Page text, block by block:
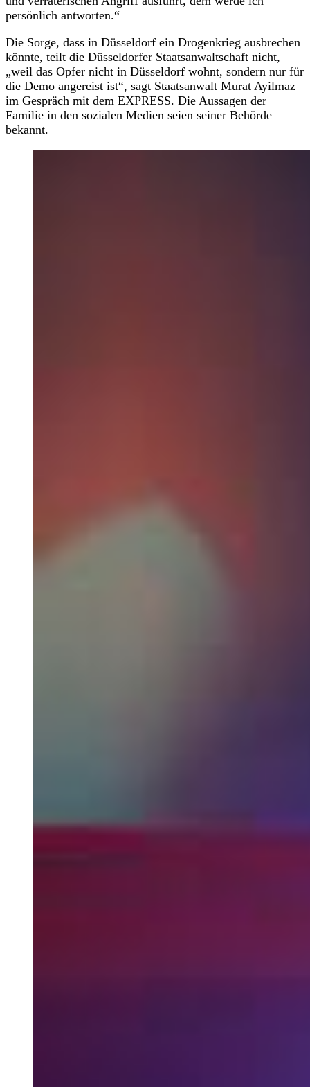
persönlich antworten.“
Die Sorge, dass in Düsseldorf ein Drogenkrieg ausbrechen
könnte, teilt die Düsseldorfer Staatsanwaltschaft nicht,
„weil das Opfer nicht in Düsseldorf wohnt, sondern nur für
die Demo angereist ist“, sagt Staatsanwalt Murat Ayilmaz
im Gespräch mit dem EXPRESS. Die Aussagen der
Familie in den sozialen Medien seien seiner Behörde
bekannt.